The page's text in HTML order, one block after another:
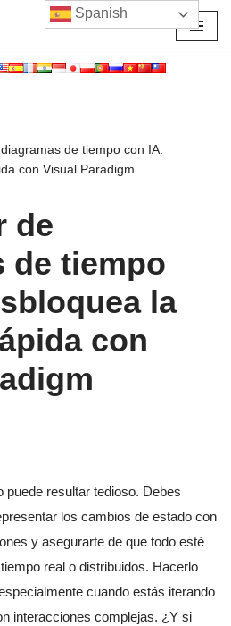
de tiempo con IA:
con Visual Paradigm
de
de tiempo
la
con
puede resultar tedioso. Debes
los cambios de estado con
y asegurarte de que todo esté
real o distribuidos. Hacerlo
cuando estás iterando
interacciones complejas. ¿Y si
Spanish